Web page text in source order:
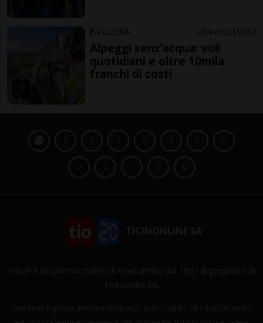
SVIZZERA 14 ore 19 37
Alpeggi senz’acqua: voli
quotidiani e oltre 10mila
franchi di costi